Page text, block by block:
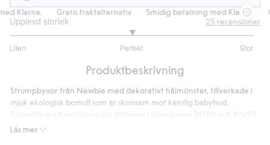
Klarna.
Gratis fraktalternativ Smidig betalning med Klarna.
Upplevd storlek
Liten Perfekt Stor
utav
18
betyg
25 recensioner
Produktbeskrivning
Läs mer
Strumpbyxor från Newbie med dekorativt hålmönster, tillverkade i
mjuk ekologisk bomull som är skonsam mot känslig babyhud.
– perfekt för små som börjar ta sina första steg.